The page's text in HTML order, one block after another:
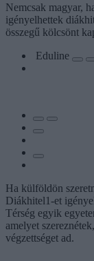
Nemcsak magyar,
igényelhettek
összegű kölcsönt
Eduline
Ha külföldön
Diákhitel1-et
Térség egyik
amelyet
végzettséget ad.